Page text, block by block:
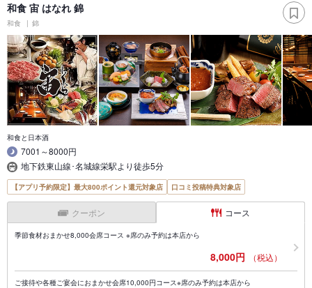
和食 宙 はなれ 錦
和食 錦
和食と日本酒
7001～8000円
地下鉄東山線･名城線栄駅より徒歩5分
【アプリ予約限定】最大800ポイント還元対象店 口コミ投稿特典対象店
クーポン コース
季節食材おまかせ8,000会席コース ※席のみ予約は本店から
8,000円 （税込）
ご接待や各種ご宴会におまかせ会席10,000円コース※席のみ予約は本店から